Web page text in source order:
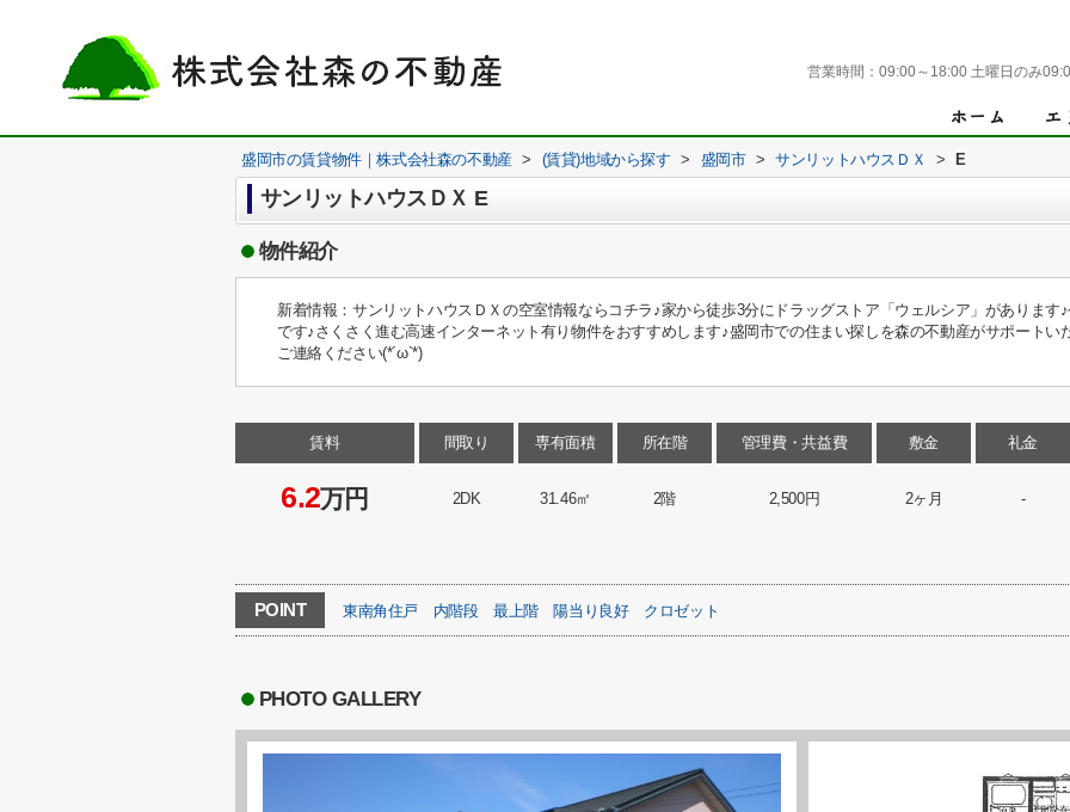
営業時間： 09:00～18:00 土曜日のみ
盛岡市の賃貸物件｜株式会社森の不動産 > (賃貸)地域から探す > 盛岡市 > サンリットハウスＤＸ > E
サンリットハウスＤＸ E
物件紹介
新着情報：サンリットハウスＤＸの空室情報ならコチラ♪家から徒歩3分にドラッグストア「ウェルシア」があります
です♪さくさく進む高速インターネット有り物件をおすすめします♪盛岡市での住まい探しを森の不動産がサポートい
ご連絡ください(*´ω`*)
賃料
6.2万円
間取り
2DK
専有面積
31.46㎡
所在階
2階
管理費・共益費
2,500円
敷金
2ヶ月
礼金
-
POINT 東南角住戸 内階段 最上階 陽当り良好 クロゼット
PHOTO GALLERY